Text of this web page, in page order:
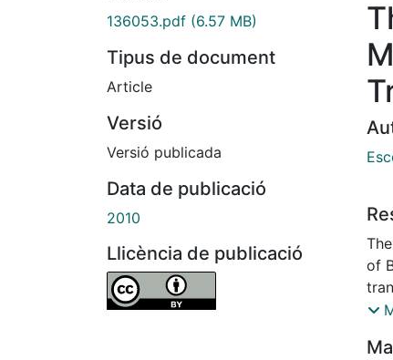
136053.pdf (6.57 MB)
Tipus de document
Article
Versió
Versió publicada
Data de publicació
2010
Llicència de publicació
of